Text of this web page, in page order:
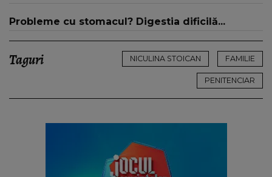
Probleme cu stomacul? Digestia dificilă...
Taguri NICULINA STOICAN FAMILIE
PENITENCIAR